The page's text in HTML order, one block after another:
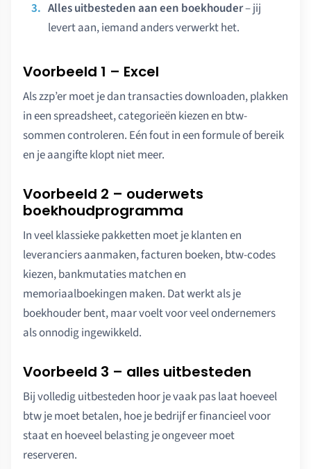
Alles uitbesteden aan een boekhouder– jij
levert aan, iemand anders verwerkt het.
Voorbeeld 1 – Excel
Als zzp’er moet je dan transacties downloaden, plakken
in een spreadsheet, categorieën kiezen en btw-
sommen controleren. Eén fout in een formule of bereik
en je aangifte klopt niet meer.
Voorbeeld 2 – ouderwets
boekhoudprogramma
In veel klassieke pakketten moet je klanten en
leveranciers aanmaken, facturen boeken, btw-codes
kiezen, bankmutaties matchen en
memoriaalboekingen maken. Dat werkt als je
boekhouder bent, maar voelt voor veel ondernemers
als onnodig ingewikkeld.
Voorbeeld 3 – alles uitbesteden
Bij volledig uitbesteden hoor je vaak pas laat hoeveel
btw je moet betalen, hoe je bedrijf er financieel voor
staat en hoeveel belasting je ongeveer moet
reserveren.